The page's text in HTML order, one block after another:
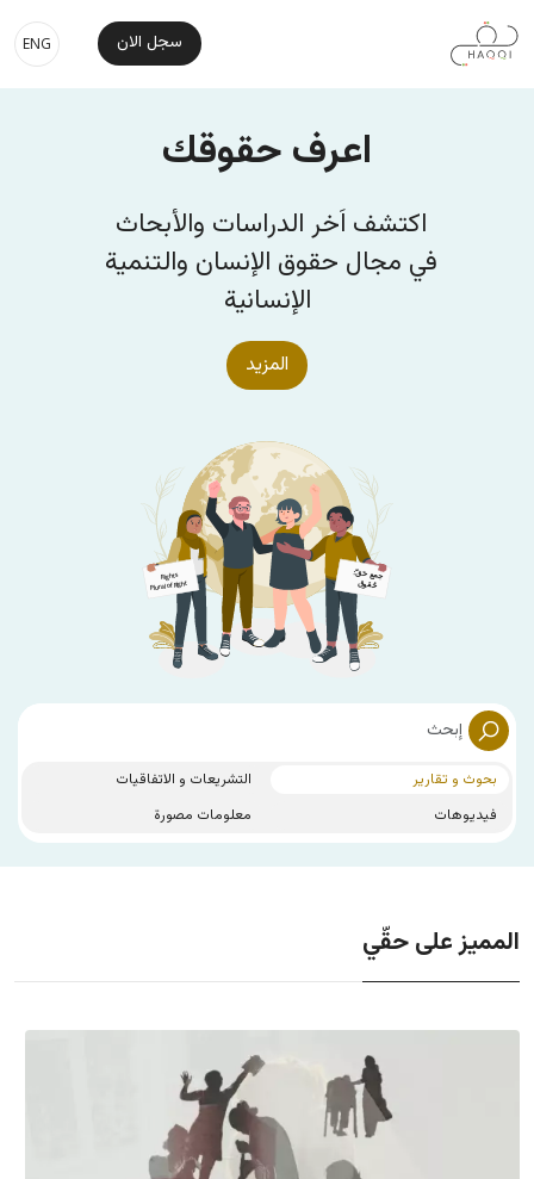
Main Navigation
سجل الان ENG
اعرف حقوقك
اكتشف اَخر الدراسات والأبحاث
في مجال حقوق الإنسان والتنمية
الإنسانية
المزيد
بحوث و تقارير
التشريعات و الاتفاقيات
فيديوهات
معلومات مصورة
المميز على حقّي